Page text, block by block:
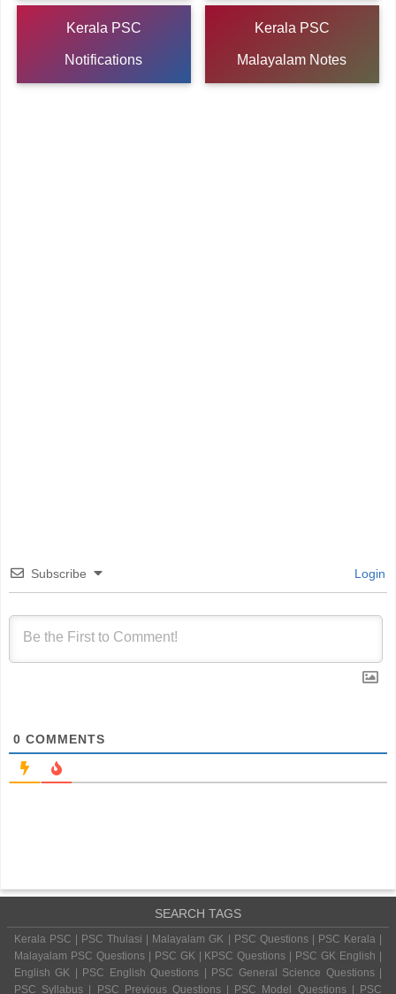
Kerala PSC
Notifications
Kerala PSC
Malayalam Notes
Subscribe Login
0 COMMENTS
SEARCH TAGS
Kerala PSC | PSC Thulasi | Malayalam GK | PSC Questions | PSC Kerala |
Malayalam PSC Questions | PSC GK | KPSC Questions | PSC GK English |
English GK | PSC English Questions | PSC General Science Questions |
PSC Syllabus | PSC Previous Questions | PSC Model Questions | PSC